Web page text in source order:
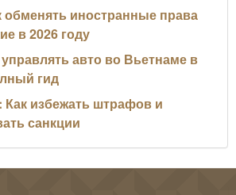
иностранные права
в 2026 году
авто во Вьетнаме в
гид
избежать штрафов и
санкции